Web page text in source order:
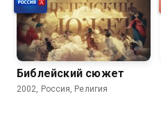
Библейский сюжет
2002, Россия, Религия